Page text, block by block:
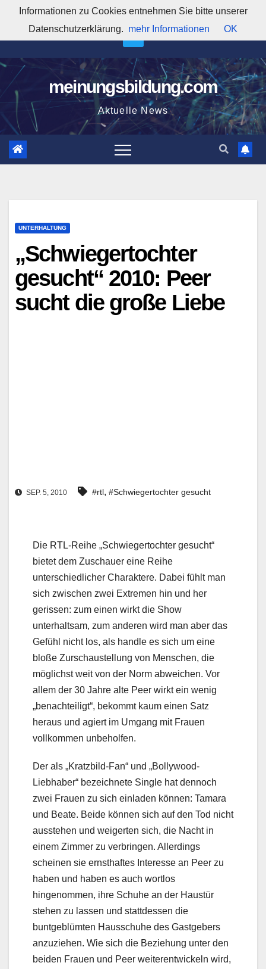
springen
8:19:48 PM
meinungsbildung.com
Aktuelle News
UNTERHALTUNG
„Schwiegertochter
gesucht“ 2010: Peer
sucht die große Liebe
SEP. 5, 2010 #rtl, #Schwiegertochter gesucht
Die RTL-Reihe „Schwiegertochter gesucht“
bietet dem Zuschauer eine Reihe
unterschiedlicher Charaktere. Dabei fühlt man
sich zwischen zwei Extremen hin und her
gerissen: zum einen wirkt die Show
unterhaltsam, zum anderen wird man aber das
Gefühl nicht los, als handle es sich um eine
bloße Zurschaustellung von Menschen, die
möglichst weit von der Norm abweichen. Vor
allem der 30 Jahre alte Peer wirkt ein wenig
„benachteiligt“, bekommt kaum einen Satz
heraus und agiert im Umgang mit Frauen
vollkommen unbeholfen.
Der als „Kratzbild-Fan“ und „Bollywood-
Liebhaber“ bezeichnete Single hat dennoch
zwei Frauen zu sich einladen können: Tamara
und Beate. Beide können sich auf den Tod nicht
ausstehen und weigerten sich, die Nacht in
einem Zimmer zu verbringen. Allerdings
scheinen sie ernsthaftes Interesse an Peer zu
haben und haben es auch wortlos
hingenommen, ihre Schuhe an der Haustür
stehen zu lassen und stattdessen die
buntgeblümten Hausschuhe des Gastgebers
anzuziehen. Wie sich die Beziehung unter den
beiden Frauen und Peer weiterentwickeln wird,
Informationen zu Cookies entnehmen Sie bitte unserer
Datenschutzerklärung. mehr Informationen OK